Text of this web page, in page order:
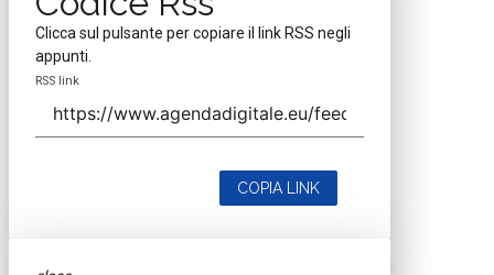
Clicca sul pulsante per copiare il link RSS negli
appunti.
RSS link
COPIA LINK